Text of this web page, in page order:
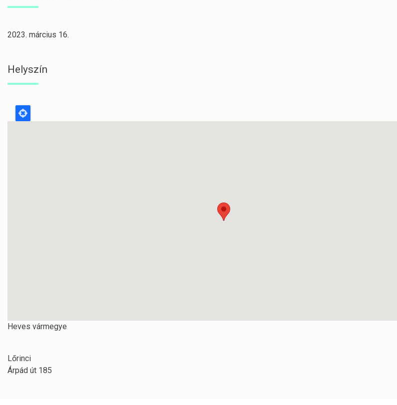
2023. március 16.
Helyszín
Heves vármegye
Lőrinci
Árpád út 185